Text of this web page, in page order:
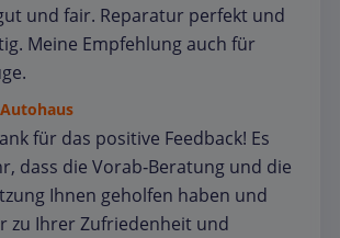
und fair. Reparatur perfekt und
Meine Empfehlung auch für
für das positive Feedback! Es
dass die Vorab‑Beratung und die
Ihnen geholfen haben und
zu Ihrer Zufriedenheit und